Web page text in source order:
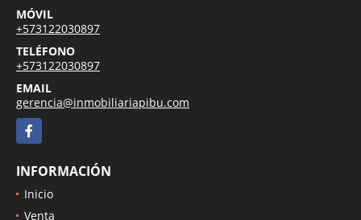
MÓVIL
+573122030897
TELÉFONO
+573122030897
EMAIL
gerencia@inmobiliariapibu.com
Facebook
INFORMACIÓN
Inicio
Venta